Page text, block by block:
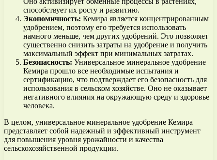
способствует их росту и развитию.
Экономичность: Кемира является концентрированным
удобрением, поэтому его требуется использовать
намного меньше, чем других удобрений. Это позволяет
существенно снизить затраты на удобрение и получить
максимальный эффект при минимальных затратах.
Безопасность: Универсальное минеральное удобрение
Кемира прошло все необходимые испытания и
сертификацию, что подтверждает его безопасность для
использования в сельском хозяйстве. Оно не оказывает
негативного влияния на окружающую среду и здоровье
человека.
В целом, универсальное минеральное удобрение Кемира
представляет собой надежный и эффективный инструмент
для повышения уровня урожайности и качества
сельскохозяйственной продукции.